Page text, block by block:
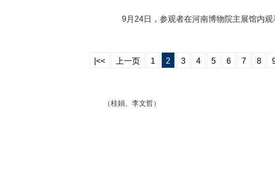
9月24日，参观者在河南博物院主展馆内观
|<< 上一页 1 2 3 4 5 6 7 8
（桂娟、李文哲）